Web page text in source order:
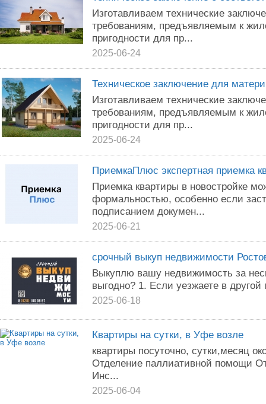
Изготавливаем технические
требованиям, предъявляемым к
пригодности для пр...
2025-06-24
Техническое заключение для
Изготавливаем технические
требованиям, предъявляемым к
пригодности для пр...
2025-06-24
ПриемкаПлюс экспертная приемка
Приемка квартиры в новостройке
формальностью, особенно если
подписанием докумен...
2025-06-21
срочный выкуп недвижимости
Выкуплю вашу недвижимость за
выгодно? 1. Если уезжаете в другой
2025-06-18
Квартиры на сутки, в Уфе возле
квартиры посуточно, сутки,месяц
Отделение паллиативной помощи
Инс...
2025-06-04